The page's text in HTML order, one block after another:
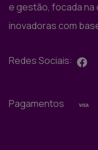
e gestão, focada na
inovadoras com
Redes Sociais:
Pagamentos